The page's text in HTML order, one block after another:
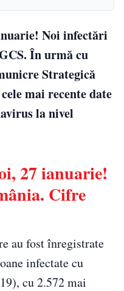
Noi infectări
În urmă cu
Strategică
mai recente date
la nivel
27 ianuarie!
Cifre
au fost înregistrate
infectate cu
cu 2.572 mai